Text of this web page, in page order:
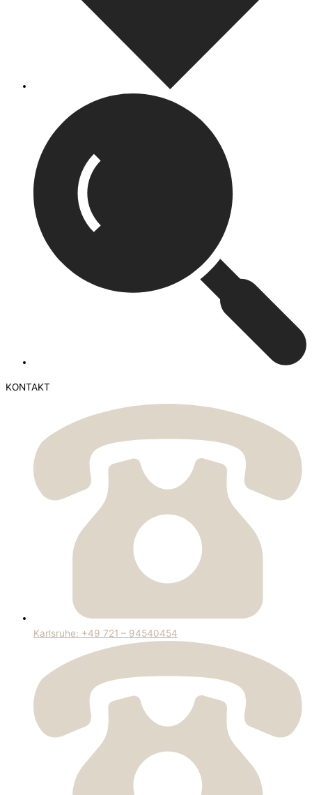
KONTAKT
Karlsruhe: +49 721 – 94540454